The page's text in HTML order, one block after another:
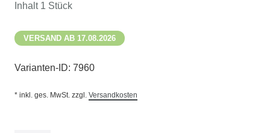
Inhalt 1 Stück
VERSAND AB 17.08.2026
Varianten-ID: 7960
* inkl. ges. MwSt. zzgl. Versandkosten